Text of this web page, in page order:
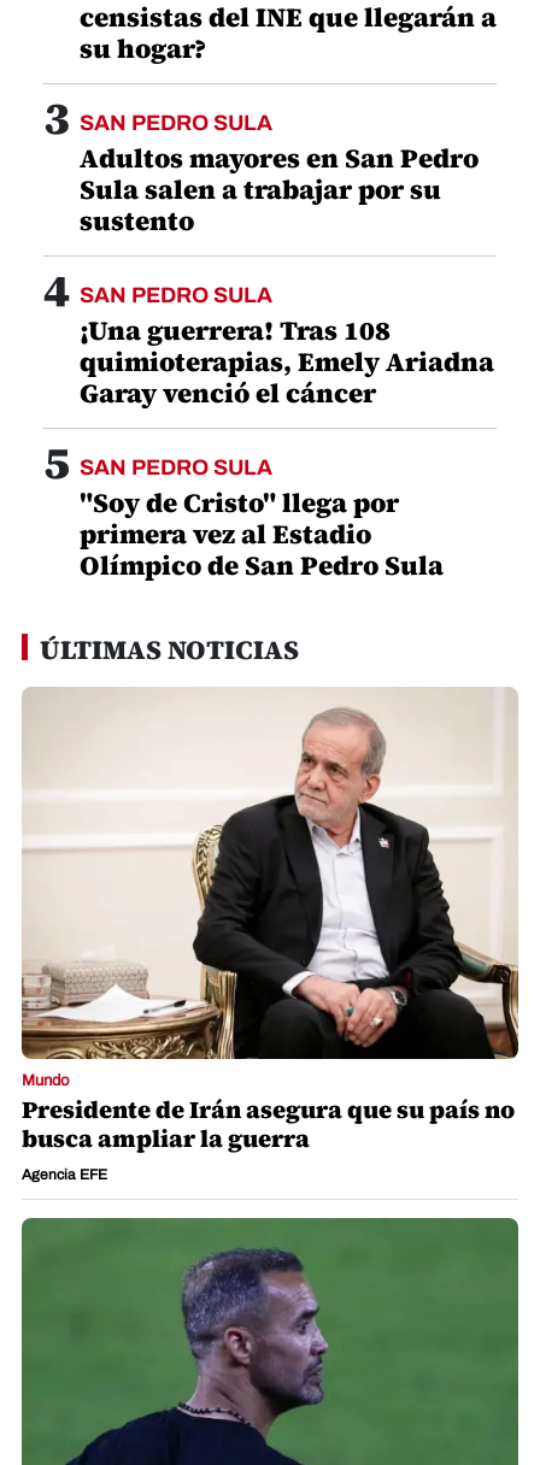
censistas del INE que llegarán a
su hogar?
3 SAN PEDRO SULA
Adultos mayores en San Pedro
Sula salen a trabajar por su
sustento
4 SAN PEDRO SULA
¡Una guerrera! Tras 108
quimioterapias, Emely Ariadna
Garay venció el cáncer
5 SAN PEDRO SULA
"Soy de Cristo" llega por
primera vez al Estadio
Olímpico de San Pedro Sula
ÚLTIMAS NOTICIAS
Mundo
Presidente de Irán asegura que su país no
busca ampliar la guerra
Agencia EFE